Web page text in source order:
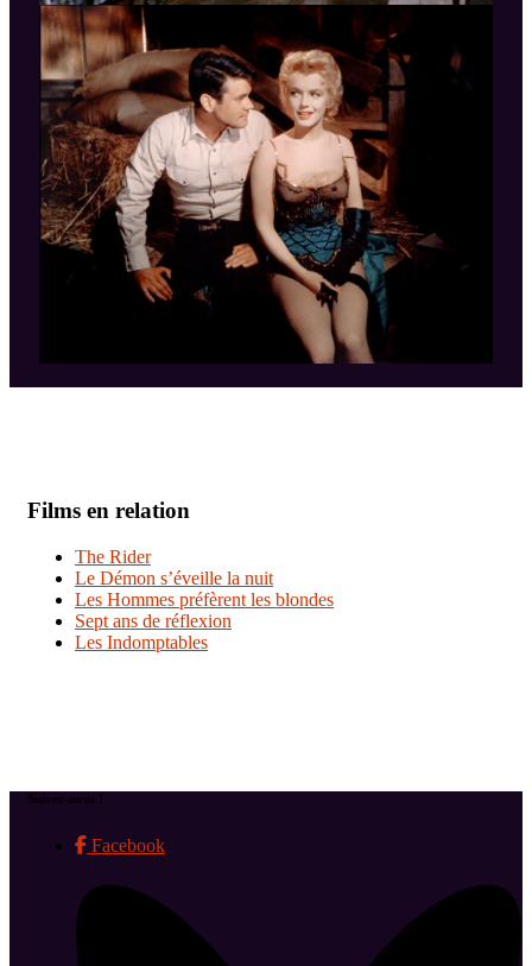
Films en relation
The Rider
Le Démon s’éveille la nuit
Les Hommes préfèrent les blondes
Sept ans de réflexion
Les Indomptables
Suivez-nous !
Facebook